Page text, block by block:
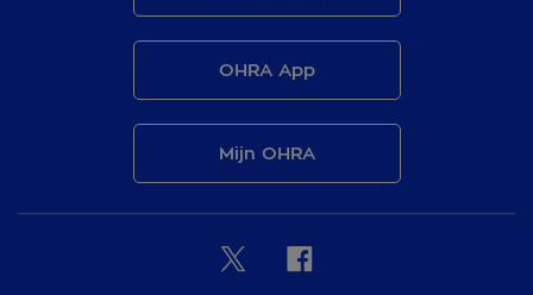
OHRA App
Mijn OHRA